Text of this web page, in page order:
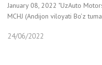
January 08, 2022 "UzAuto
MCHJ (Andijon viloyati Bo’z
24/06/2022